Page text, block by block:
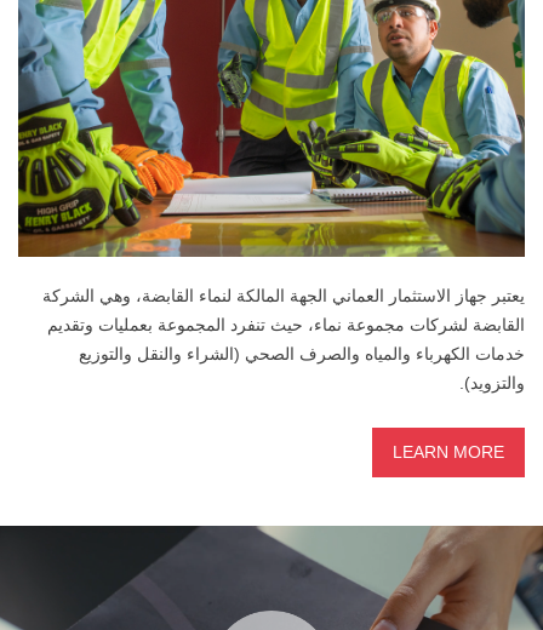
يعتبر جهاز الاستثمار العماني الجهة المالكة لنماء القابضة، وهي الشركة
القابضة لشركات مجموعة نماء، حيث تنفرد المجموعة بعمليات وتقديم
خدمات الكهرباء والمياه والصرف الصحي (الشراء والنقل والتوزيع
والتزويد).
LEARN MORE